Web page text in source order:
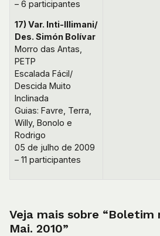
– 6 participantes
17) Var. Inti-Illimani/
Des. Simón Bolívar
Morro das Antas,
PETP
Escalada Fácil/
Descida Muito
Inclinada
Guias: Favre, Terra,
Willy, Bonolo e
Rodrigo
05 de julho de 2009
– 11 participantes
Veja mais sobre “Boletim
Mai. 2010”